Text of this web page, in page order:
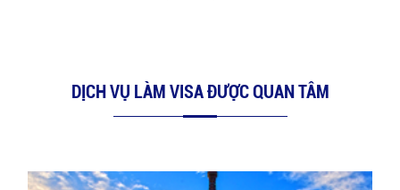
DỊCH VỤ LÀM VISA ĐƯỢC QUAN TÂM